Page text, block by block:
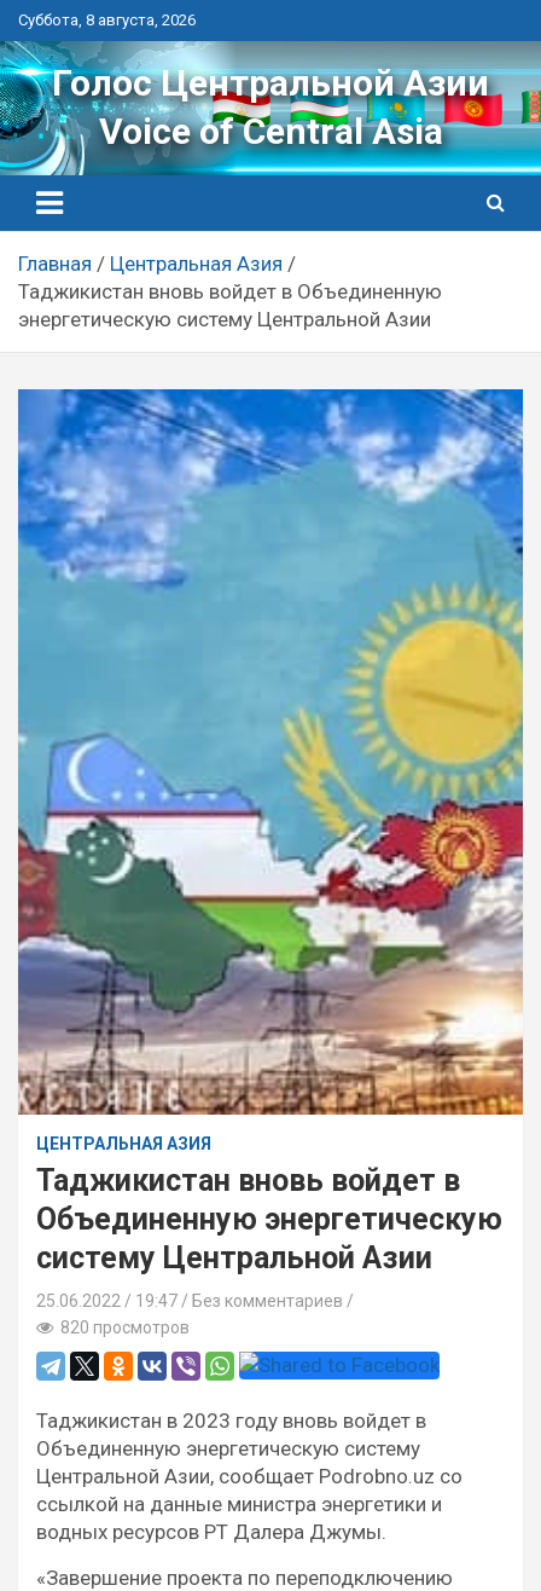
Перейти
к
контенту
Суббота, 8 августа, 2026
Голос Центральной Азии
Voice of Central Asia
Главная
Центральная Азия
Таджикистан вновь войдет в Объединенную
энергетическую систему Центральной Азии
ЦЕНТРАЛЬНАЯ АЗИЯ
Таджикистан вновь войдет в
Объединенную энергетическую
систему Центральной Азии
25.06.2022 19:47 / Без комментариев
820 просмотров
Таджикистан в 2023 году вновь войдет в
Объединенную энергетическую систему
Центральной Азии, сообщает Podrobno.uz со
ссылкой на данные министра энергетики и
водных ресурсов РТ Далера Джумы.
«Завершение проекта по переподключению